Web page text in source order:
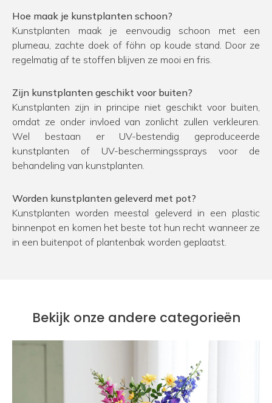
Hoe maak je kunstplanten schoon?
Kunstplanten maak je eenvoudig schoon met een
plumeau, zachte doek of föhn op koude stand. Door ze
regelmatig af te stoffen blijven ze mooi en fris.
Zijn kunstplanten geschikt voor buiten?
Kunstplanten zijn in principe niet geschikt voor buiten,
omdat ze onder invloed van zonlicht zullen verkleuren.
Wel bestaan er UV-bestendig geproduceerde
kunstplanten of UV-beschermingssprays voor de
behandeling van kunstplanten.
Worden kunstplanten geleverd met pot?
Kunstplanten worden meestal geleverd in een plastic
binnenpot en komen het beste tot hun recht wanneer ze
in een buitenpot of plantenbak worden geplaatst.
Bekijk onze andere categorieën